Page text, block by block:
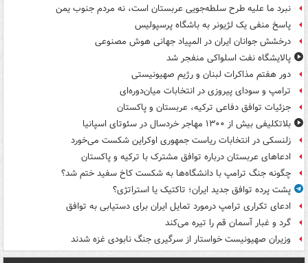
نبرد ما علیه طرح سلطه‌جویی عربستان است، نه مردم جنوب یمن
پاسخ منفی یک لژیونر به باشگاه پرسپولیس
درخشش جوانان ایران در المپیاد جهانی هوش مصنوعی
پالایشگاه نفت اسلواکی منفجر شد
دور هفتم مذاکرات لبنان و رژیم صهیونیستی
ترامپ و سودای پیروزی در انتخابات میان‌دوره‌ای
جزئیات توافق دفاعی ترکیه، عربستان و پاکستان
بلاتکلیفی بیش از ۱۳۰۰ مهاجر خردسال در سئوتای اسپانیا
زلنسکی در انتخابات ریاست جمهوری اوکراین شکست می‌خورد
ادعاهای عربستان درباره توافق مشترک با ترکیه و پاکستان
چگونه جنگ ترامپ با دانشگاه‌ها به شکست کاخ سفید ختم شد؟
پشت پرده توافق جدید ایران؛ تاکتیک یا استراتژی؟
ادعای تکراری ترامپ درمورد تمایل ایران برای دستیابی به توافق
گرد و غبار آسمان قم را تیره می‌کند
وزیران صهیونیست خواستار از سرگیری جنگ نابودی غزه شدند